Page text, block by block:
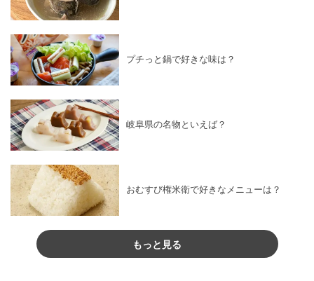
プチっと鍋で好きな味は？
岐阜県の名物といえば？
おむすび権米衛で好きなメニューは？
もっと見る